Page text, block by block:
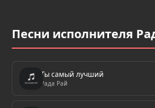
Песни исполнителя
Ты самый лучший
Рада Рай